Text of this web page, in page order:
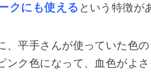
クにも使える という特徴が
、平手さんが使っていた色
ンク色になって、血色がよ